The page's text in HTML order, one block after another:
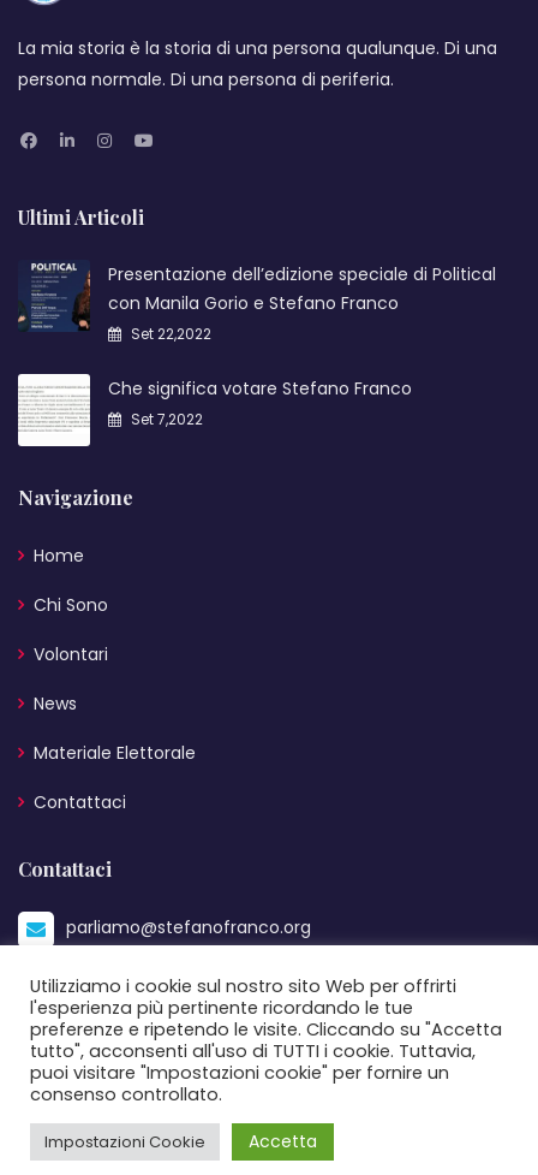
La mia storia è la storia di una persona qualunque. Di una
persona normale. Di una persona di periferia.
Ultimi Articoli
Presentazione dell’edizione speciale di Political
con Manila Gorio e Stefano Franco
Set 22,2022
Che significa votare Stefano Franco
Set 7,2022
Navigazione
Home
Chi Sono
Volontari
News
Materiale Elettorale
Contattaci
Contattaci
parliamo@stefanofranco.org
+39 333 2608148
via principe amedeo 134
© Copyright 2026 - MXCS
Utilizziamo i cookie sul nostro sito Web per offrirti
l'esperienza più pertinente ricordando le tue
preferenze e ripetendo le visite. Cliccando su "Accetta
tutto", acconsenti all'uso di TUTTI i cookie. Tuttavia,
puoi visitare "Impostazioni cookie" per fornire un
consenso controllato.
Impostazioni Cookie Accetta